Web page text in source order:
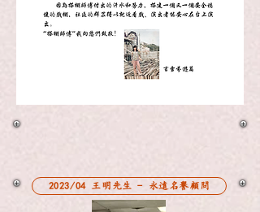
2023/04 王明先生 - 永遠名譽顧問